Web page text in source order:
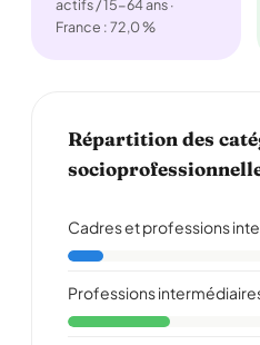
actifs / 15-64 ans ·
France : 72,0 %
Répartition des
Cadres et professions
Professions